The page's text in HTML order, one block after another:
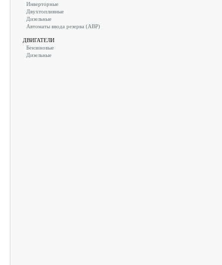
Инверторные
Двухтопливные
Дизельные
Автоматы ввода резерва (АВР)
ДВИГАТЕЛИ
Бензиновые
Дизельные